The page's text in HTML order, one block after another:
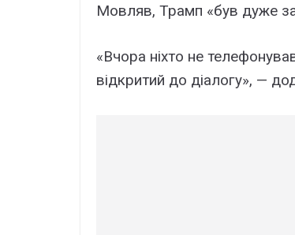
Мовляв, Трамп «був дуже
«Вчора ніхто не
відкритий до діалогу», —